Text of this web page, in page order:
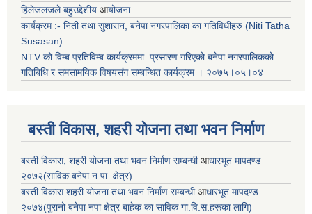
हिलेजलजले बहुउद्देशीय आयोजना
कार्यक्रम :- निती तथा सुशासन, बनेपा नगरपालिका का गतिविधीहरु (Niti Tatha
Susasan)
NTV को विम्ब प्रतिविम्ब कार्यक्रममा प्रसारण गरिएकोबनेपा नगरपालिकको
गतिबिधि र समसामयिक विषयसंग सम्बन्धित कार्यक्रम । २०७५।०५।०४
बस्ती विकास, शहरी योजना तथा भवन निर्माण
बस्ती विकास, शहरी योजना तथा भवन निर्माण सम्बन्धीआधारभूत मापदण्ड
२०७२(साविक बनेपा न.पा. क्षेत्र)
बस्ती विकास शहरी योजना तथा भवन निर्माण सम्बन्धीआधारभूत मापदण्ड
२०७४(पुरानो बनेपा नपा क्षेत्र बाहेक का साविक गा.वि.स.हरूका लागि)